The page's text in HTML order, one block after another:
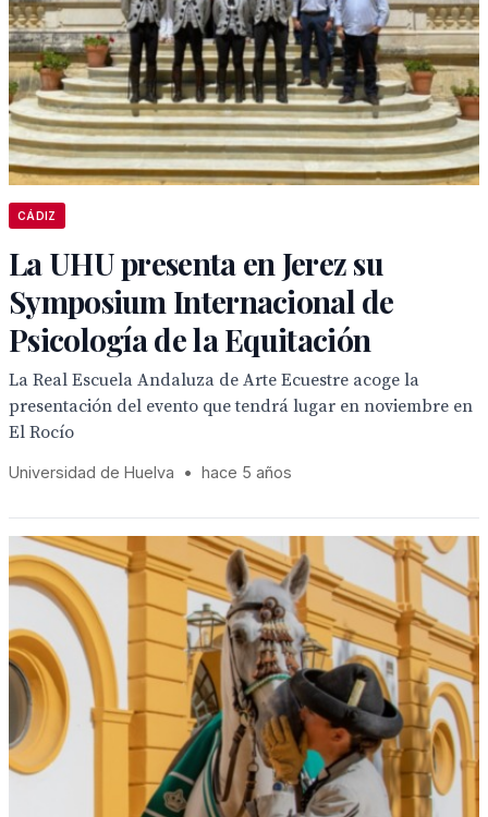
CÁDIZ
La UHU presenta en Jerez su
Symposium Internacional de
Psicología de la Equitación
La Real Escuela Andaluza de Arte Ecuestre acoge la
presentación del evento que tendrá lugar en noviembre en
El Rocío
Universidad de Huelva • hace 5 años